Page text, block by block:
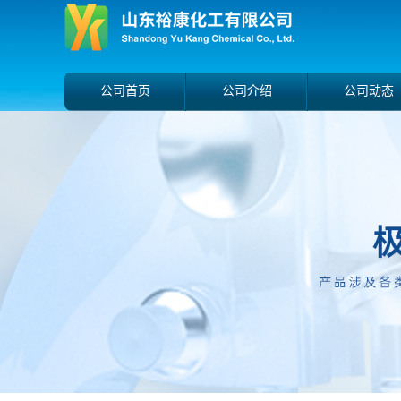
公司首页 公司介绍 公司动态